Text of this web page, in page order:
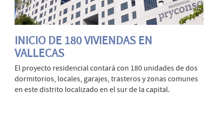
INICIO DE 180 VIVIENDAS EN
VALLECAS
El proyecto residencial contará con 180 unidades de dos
dormitorios, locales, garajes, trasteros y zonas comunes
en este distrito localizado en el sur de la capital.